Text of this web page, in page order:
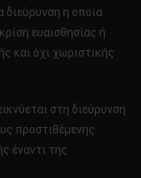
διεύρυνση η οποία
ευαισθησίας ή
και όχι χωριστικής
στη διεύρυνση
προστιθέμενης
έναντι της